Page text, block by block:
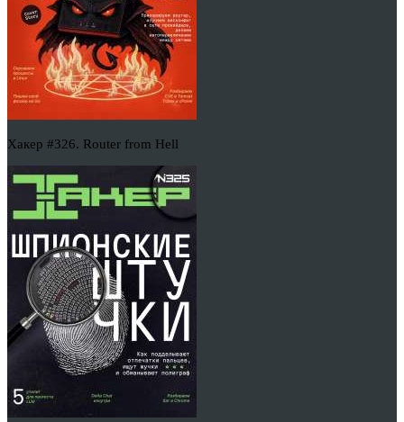
Хакер #326. Router from Hell